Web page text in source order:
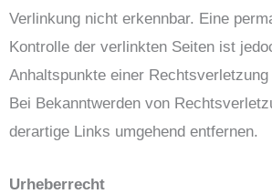
Verlinkung nicht erkennbar. Eine
Kontrolle der verlinkten Seiten ist
Anhaltspunkte einer
Bei Bekanntwerden von
derartige Links umgehend entfernen.
Urheberrecht